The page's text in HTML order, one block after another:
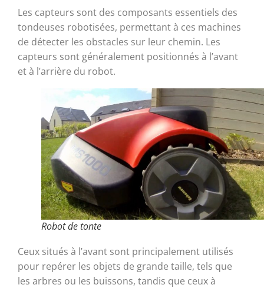
Les capteurs sont des composants essentiels des
tondeuses robotisées, permettant à ces machines
de détecter les obstacles sur leur chemin. Les
capteurs sont généralement positionnés à l’avant
et à l’arrière du robot.
Robot de tonte
Ceux situés à l’avant sont principalement utilisés
pour repérer les objets de grande taille, tels que
les arbres ou les buissons, tandis que ceux à